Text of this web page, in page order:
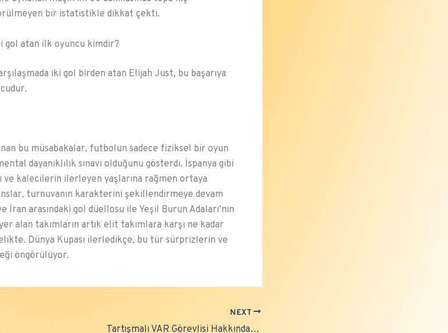
bir istatistikle dikkat çekti.
gol atan ilk oyuncu kimdir?
iki gol birden atan Elijah Just, bu başarıya
bu müsabakalar, futbolun sadece fiziksel bir oyun
dayanıklılık sınavı olduğunu gösterdi. İspanya gibi
ve kalecilerin ilerleyen yaşlarına rağmen ortaya
turnuvanın karakterini şekillendirmeye devam
arasındaki gol düellosu ile Yeşil Burun Adaları’nın
alan takımların artık elit takımlara karşı ne kadar
Dünya Kupası ilerledikçe, bu tür sürprizlerin ve
öngörülüyor.
NEXT
Tartışmalı VAR Görevlisi Hakkında Disiplin Kararı Açıklandı